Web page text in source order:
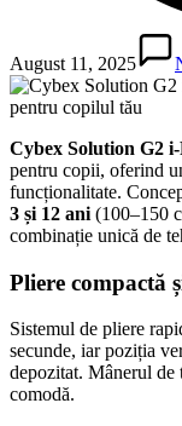
August 11, 2025
Cybex Solution G2
pentru copii, oferind
funcționalitate.
3 și 12 ani (100–150
combinație unică de
Pliere compactă
Sistemul de pliere
secunde, iar poziția
depozitat. Mânerul de
comodă.